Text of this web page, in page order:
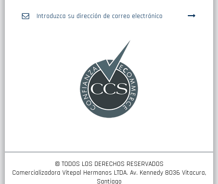
© TODOS LOS DERECHOS RESERVADOS
Comercializadora Vitepal Hermanos LTDA. Av. Kennedy 8036 Vitacura,
Santiago